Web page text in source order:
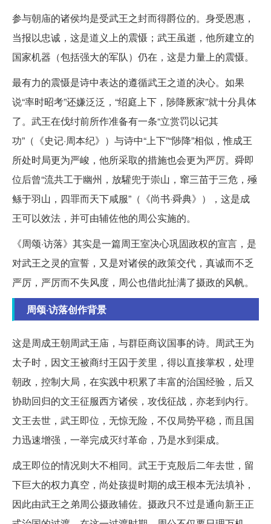
参与朝庙的诸侯均是受武王之封而得爵位的。身受恩惠，
当报以忠诚，这是道义上的震慑；武王虽逝，他所建立的
国家机器（包括强大的军队）仍在，这是力量上的震慑。
最有力的震慑是诗中表达的遵循武王之道的决心。如果
说“率时昭考”还嫌泛泛，“绍庭上下，陟降厥家”就十分具体
了。武王在伐纣前所作准备有一条“立赏罚以记其
功”（《史记·周本纪》）与诗中“上下”“陟降”相似，惟成王
所处时局更为严峻，他所采取的措施也会更为严厉。舜即
位后曾“流共工于幽州，放驩兜于崇山，窜三苗于三危，殛
鲧于羽山，四罪而天下咸服”（《尚书·舜典》），这是成
王可以效法，并可由辅佐他的周公实施的。
《周颂·访落》其实是一篇周王室决心巩固政权的宣言，是
对武王之灵的宣誓，又是对诸侯的政策交代，真诚而不乏
严厉，严厉而不失风度，周公也借此扯满了摄政的风帆。
周颂·访落创作背景
这是周成王朝周武王庙，与群臣商议国事的诗。周武王为
太子时，因文王被商纣王囚于羑里，得以直接掌权，处理
朝政，控制大局，在实践中积累了丰富的治国经验，后又
协助回归的文王征服西方诸侯，攻伐征战，亦老到内行。
文王去世，武王即位，无惊无险，不仅局势平稳，而且国
力迅速增强，一举完成灭纣革命，乃是水到渠成。
成王即位的情况则大不相同。武王于克殷后二年去世，留
下巨大的权力真空，尚处孩提时期的成王根本无法填补，
因此由武王之弟周公摄政辅佐。摄政只不过是通向新王正